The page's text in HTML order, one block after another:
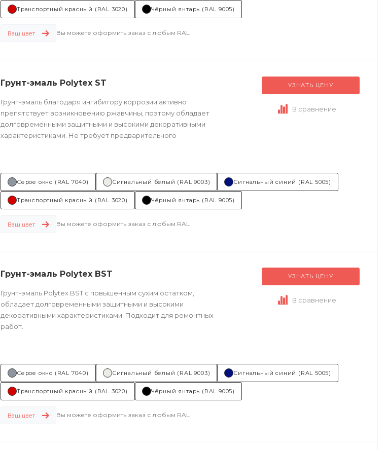
Транспортный красный (RAL 3020) Чёрный янтарь (RAL 9005)
Ваш цвет Вы можете оформить заказ с любым RAL
Грунт-эмаль Polytex ST
Грунт-эмаль благодаря ингибитору коррозии активно
препятствует возникновению ржавчины, поэтому обладает
долговременными защитными и высокими декоративными
характеристиками. Не требует предварительного
УЗНАТЬ ЦЕНУ
В сравнение
Серое окно (RAL 7040) Сигнальный белый (RAL 9003) Сигнальный синий (RAL 5005)
Транспортный красный (RAL 3020) Чёрный янтарь (RAL 9005)
Ваш цвет Вы можете оформить заказ с любым RAL
Грунт-эмаль Polytex BST
Грунт-эмаль Polytex BST c повышенным сухим остатком,
обладает долговременными защитными и высокими
декоративными характеристиками. Подходит для ремонтных
работ.
Состав (тип связующего):...
УЗНАТЬ ЦЕНУ
В сравнение
Серое окно (RAL 7040) Сигнальный белый (RAL 9003) Сигнальный синий (RAL 5005)
Транспортный красный (RAL 3020) Чёрный янтарь (RAL 9005)
Ваш цвет Вы можете оформить заказ с любым RAL